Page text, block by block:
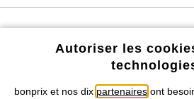
Prix indiqués TVA comprise avec en sus
Autoriser les
bonprix et nos dix partenaires ont